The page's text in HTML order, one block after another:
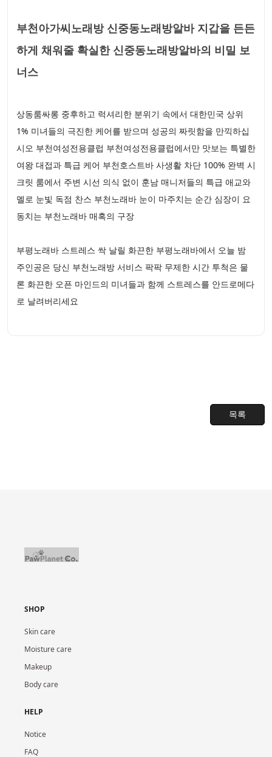
부천아가씨노래방 신중동노래방알바 지갑을 든든
하게 채워줄 확실한 신중동노래방알바의 비밀 보
너스
상동룸싸롱 중후하고 럭셔리한 분위기 속에서 대한민국 상위
1% 미녀들의 극진한 케어를 받으며 성공의 짜릿함을 만끽하십
시오 부천여성전용클럽 부천여성전용클럽에서만 맛보는 특별한
여왕 대접과 특급 케어 부천호스트바 사생활 차단 100% 완벽 시
크릿 룸에서 주변 시선 의식 없이 훈남 매니저들의 특급 애교와
멜로 눈빛 독점 찬스 부천노래바 눈이 마주치는 순간 심장이 요
동치는 부천노래바 매혹의 구장
부평노래바 스트레스 싹 날릴 화끈한 부평노래바에서 오늘 밤
주인공은 당신 부천노래방 서비스 팍팍 무제한 시간 투척은 물
론 화끈한 오픈 마인드의 미녀들과 함께 스트레스를 안드로메다
로 날려버리세요
목록
SHOP
Skin care
Moisture care
Makeup
Body care
HELP
Notice
FAQ